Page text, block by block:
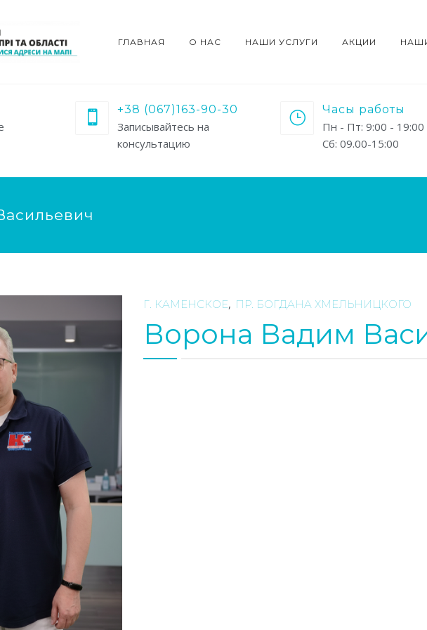
ГЛАВНАЯ О НАС НАШИ УСЛУГИ АКЦИИ
+38 (067)163-90-30
Записывайтесь на
консультацию
Часы работы
Пн - Пт: 9:00 - 19:00
Сб: 09.00-15:00
Г. КАМЕНСКОЕ, ПР. БОГДАНА ХМЕЛЬНИЦКОГО
Ворона Вадим